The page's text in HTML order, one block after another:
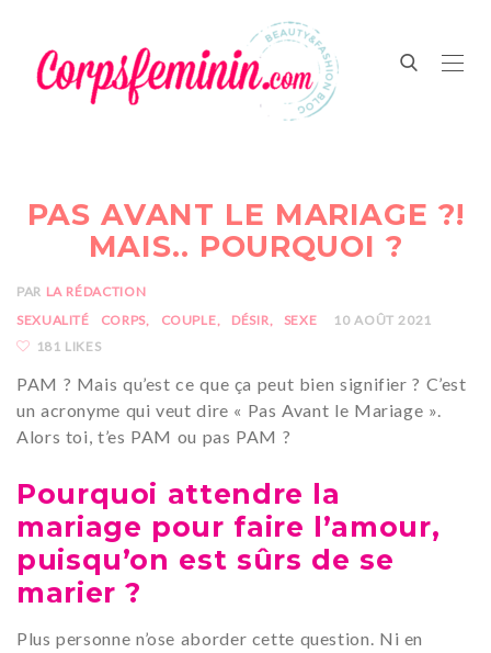
PAS AVANT LE MARIAGE ?!
MAIS.. POURQUOI ?
PAR LA RÉDACTION
SEXUALITÉ
CORPS COUPLE DÉSIR SEXE
10 AOÛT 2021
181 LIKES
PAM ? Mais qu’est ce que ça peut bien signifier ? C’est
un acronyme qui veut dire « Pas Avant le Mariage ».
Alors toi, t’es PAM ou pas PAM ?
Pourquoi attendre la
mariage pour faire l’amour,
puisqu’on est sûrs de se
marier ?
Plus personne n’ose aborder cette question. Ni en